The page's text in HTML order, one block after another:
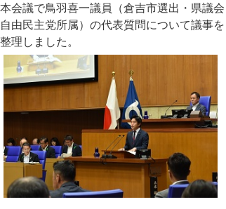
本会議で鳥羽喜一議員（倉吉市選出・県議会
自由民主党所属）の代表質問について議事を
整理しました。